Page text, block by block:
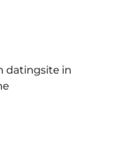
datingsite in